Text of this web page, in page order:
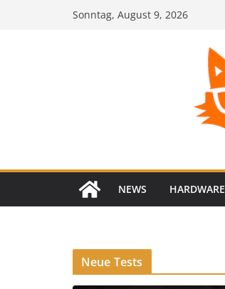
Sonntag, August 9, 2026
NEWS HARDWARE
Neue Tests